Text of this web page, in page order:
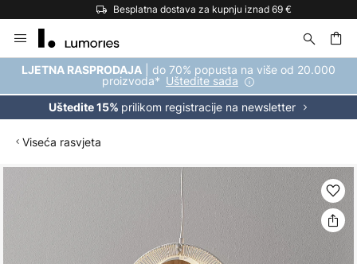
Besplatna dostava za kupnju iznad 69 €
to
Content
LJETNA RASPRODAJA | do 70% popusta na više od 20.000
proizvoda* Uštedite sada
Uštedite 15% prilikom registracije na newsletter
Viseća rasvjeta
the